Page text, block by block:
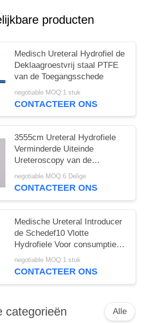
producten
Medisch Ureteral Hydrofiel de
Deklaagroestvrij staal PTFE
van de Toegangsschede
negotiable MOQ:1 stuk
CONTACTEER ONS
3555cm Ureteral Hydrofiele
Verminderde Uiteinde
Ureteroscopy van de
Toegangsschede
negotiable MOQ:6 Delige
CONTACTEER ONS
Medische Ureteral Introducer
de Schedef10 Vlotte
Hydrofiele Voor consumptie
geschikt van Lithotripsy
negotiable MOQ:1 stuk
CONTACTEER ONS
categorieën Alle